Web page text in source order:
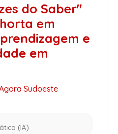
do Saber"
em
e
em
Sudoeste
(IA)